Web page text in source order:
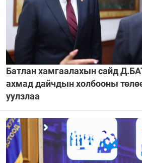
Батлан хамгаалахын сайд
ахмад дайчдын холбооны
уулзлаа